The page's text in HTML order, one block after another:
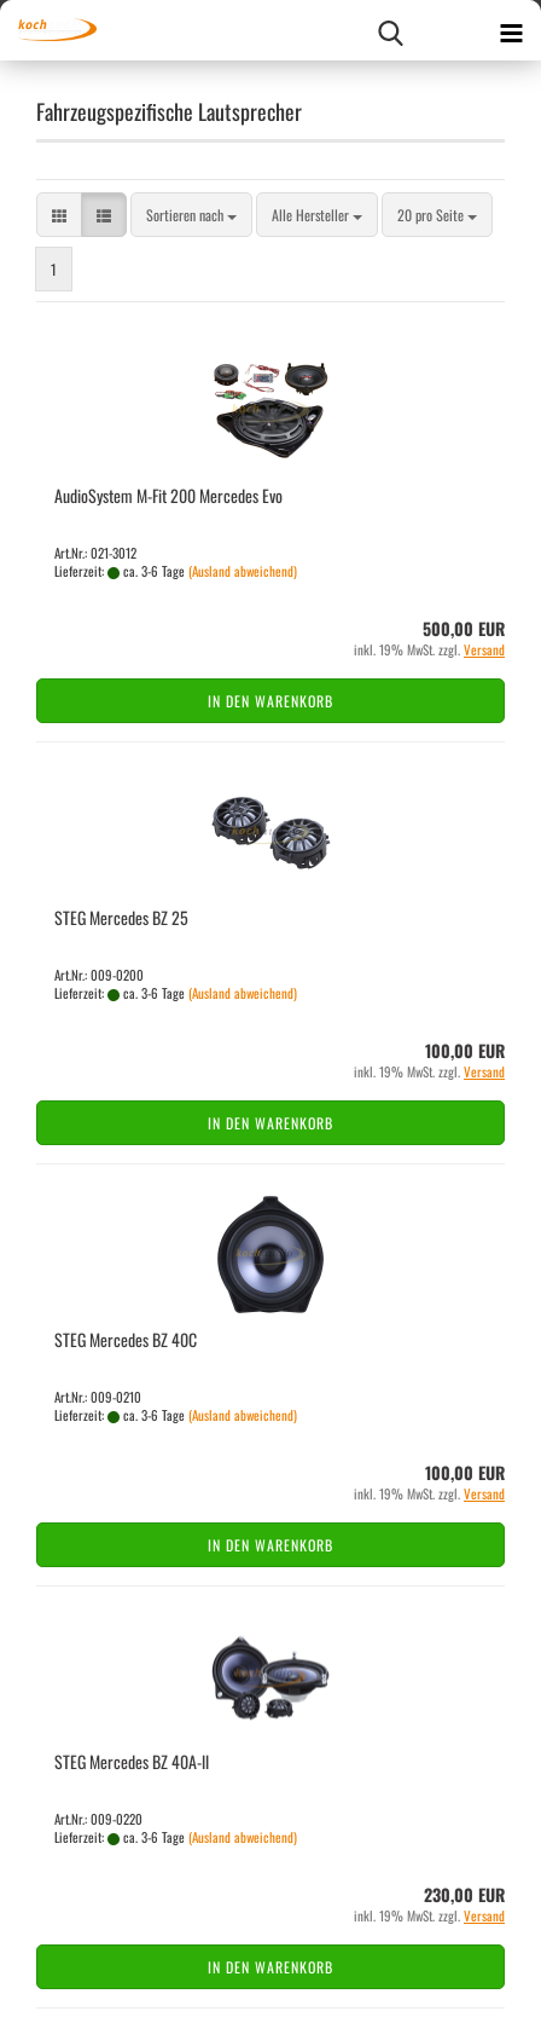
Fahrzeugspezifische Lautsprecher
Sortieren nach
Sortieren nach Alle Hersteller 20 pro Seite
pro Seite
1
Au­dio­Sys­tem M-Fit 200 Mer­ce­des Evo
Art.Nr.: 021-3012
Lieferzeit:
ca. 3-6 Tage(Ausland abweichend)
500,00 EUR
inkl. 19% MwSt. zzgl.Versand
IN DEN WARENKORB
STEG Mer­ce­des BZ 25
Art.Nr.: 009-0200
Lieferzeit:
ca. 3-6 Tage(Ausland abweichend)
100,00 EUR
inkl. 19% MwSt. zzgl.Versand
IN DEN WARENKORB
STEG Mer­ce­des BZ 40C
Art.Nr.: 009-0210
Lieferzeit:
ca. 3-6 Tage(Ausland abweichend)
100,00 EUR
inkl. 19% MwSt. zzgl.Versand
IN DEN WARENKORB
STEG Mer­ce­des BZ 40A-​ll
Art.Nr.: 009-0220
Lieferzeit:
ca. 3-6 Tage(Ausland abweichend)
230,00 EUR
inkl. 19% MwSt. zzgl.Versand
IN DEN WARENKORB